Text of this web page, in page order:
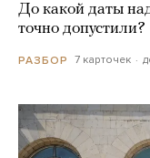
До какой даты
точно допустили?
РАЗБОР 7 карточек